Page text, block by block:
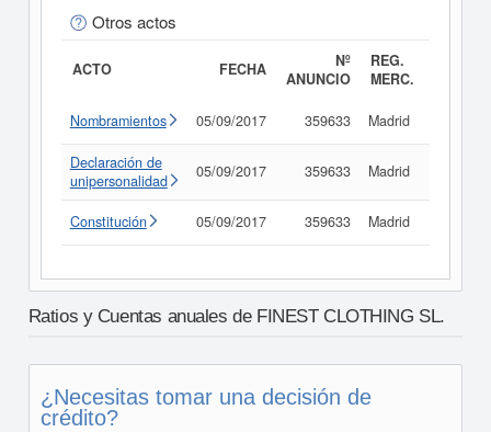
Otros actos
ACTO FECHA
Nº
ANUNCIO
REG.
MERC.
Nombramientos 05/09/2017 359633 Madrid
Declaración de
unipersonalidad
05/09/2017 359633 Madrid
Constitución 05/09/2017 359633 Madrid
Ratios y Cuentas anuales de FINEST CLOTHING SL.
¿Necesitas tomar una decisión de
crédito?